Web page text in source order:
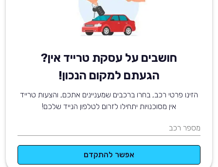
חושבים על עסקת טרייד אין?
הגעתם למקום הנכון!
הזינו פרטי רכב, בחרו ברכבים שמעניינים אתכם, והצעות טרייד
אין מסוכנויות יתחילו לזרום לטלפון הנייד שלכם!
מספר רכב
אפשר להתקדם